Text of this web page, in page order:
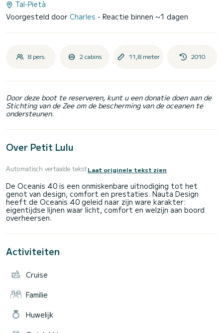
Tal-Pietà
Voorgesteld door Charles - Reactie binnen ~1 dagen
8 pers. 2 cabins 11,8 meter 2010
Door deze boot te reserveren, kunt u een donatie doen aan de
Stichting van de Zee om de bescherming van de oceanen te
ondersteunen.
Over Petit Lulu
Automatisch vertaalde tekstLaat originele tekst zien
De Oceanis 40 is een onmiskenbare uitnodiging tot het
genot van design, comfort en prestaties. Nauta Design
heeft de Oceanis 40 geleid naar zijn ware karakter:
eigentijdse lijnen waar licht, comfort en welzijn aan boord
Activiteiten
Cruise
Familie
Huwelijk